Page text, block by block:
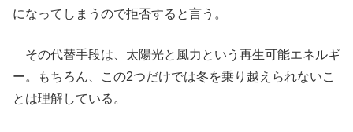
になってしまうので拒否すると言う。
その代替手段は、太陽光と風力という再生可能エネルギ
ー。もちろん、この2つだけでは冬を乗り越えられないこ
とは理解している。